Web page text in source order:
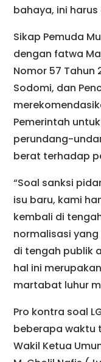
bahaya, ini harus
Sikap Pemuda
dengan fatwa
Nomor 57 Tahun
Sodomi, dan
Pemerintah
perundang-
berat terhadap
“Soal sanksi
isu baru, kami
kembali di
normalisasi yang
di tengah publik
hal ini
martabat luhur
Pro kontra soal
beberapa waktu
Wakil Ketua